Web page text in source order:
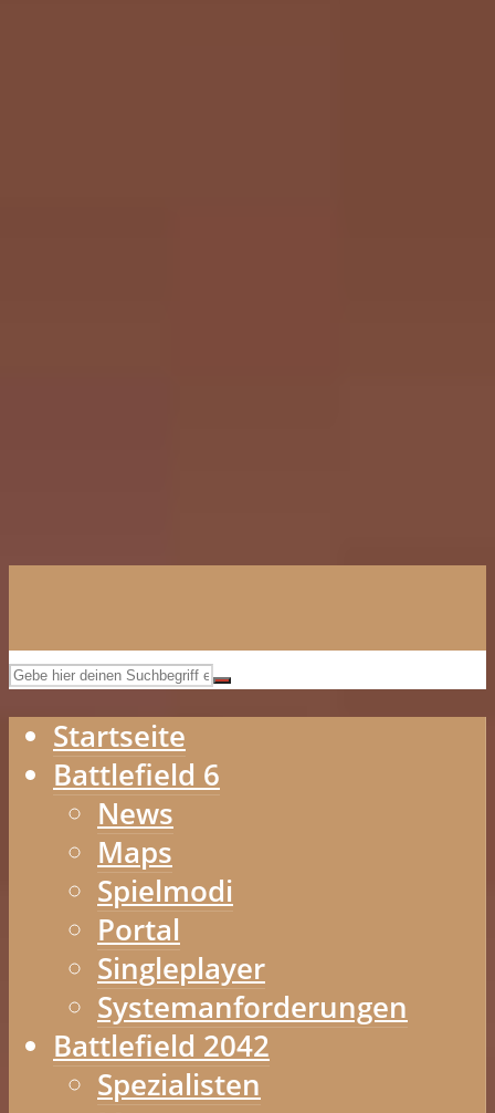
Startseite
Battlefield 6
News
Maps
Spielmodi
Portal
Singleplayer
Systemanforderungen
Battlefield 2042
Spezialisten